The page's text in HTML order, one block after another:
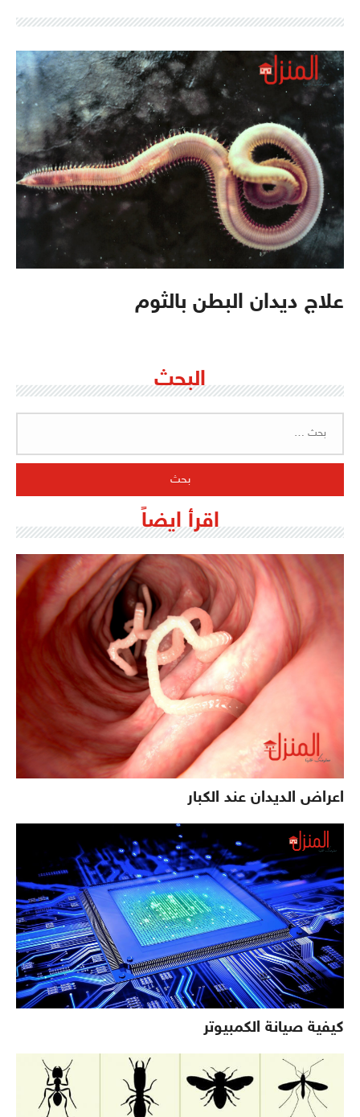
علاج ديدان البطن بالثوم
البحث
اقرأ ايضاً
اعراض الديدان عند الكبار
كيفية صيانة الكمبيوتر